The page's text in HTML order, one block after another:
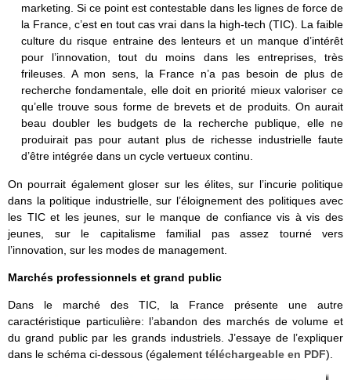
marketing. Si ce point est contestable dans les lignes de force de
la France, c’est en tout cas vrai dans la high-tech (TIC). La faible
culture du risque entraine des lenteurs et un manque d’intérêt
pour l’innovation, tout du moins dans les entreprises, très
frileuses. A mon sens, la France n’a pas besoin de plus de
recherche fondamentale, elle doit en priorité mieux valoriser ce
qu’elle trouve sous forme de brevets et de produits. On aurait
beau doubler les budgets de la recherche publique, elle ne
produirait pas pour autant plus de richesse industrielle faute
d’être intégrée dans un cycle vertueux continu.
On pourrait également gloser sur les élites, sur l’incurie politique
dans la politique industrielle, sur l’éloignement des politiques avec
les TIC et les jeunes, sur le manque de confiance vis à vis des
jeunes, sur le capitalisme familial pas assez tourné vers
l’innovation, sur les modes de management.
Marchés professionnels et grand public
Dans le marché des TIC, la France présente une autre
caractéristique particulière: l’abandon des marchés de volume et
du grand public par les grands industriels. J’essaye de l’expliquer
dans le schéma ci-dessous (également téléchargeable en PDF).